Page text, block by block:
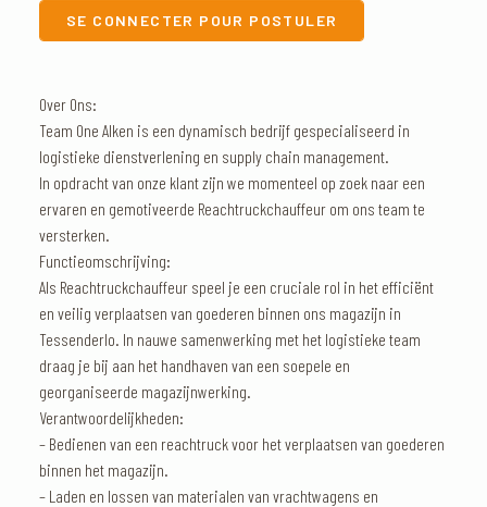
SE CONNECTER POUR POSTULER
Over Ons:
Team One Alken is een dynamisch bedrijf gespecialiseerd in
logistieke dienstverlening en supply chain management.
In opdracht van onze klant zijn we momenteel op zoek naar een
ervaren en gemotiveerde Reachtruckchauffeur om ons team te
versterken.
Functieomschrijving:
Als Reachtruckchauffeur speel je een cruciale rol in het efficiënt
en veilig verplaatsen van goederen binnen ons magazijn in
Tessenderlo. In nauwe samenwerking met het logistieke team
draag je bij aan het handhaven van een soepele en
georganiseerde magazijnwerking.
Verantwoordelijkheden:
– Bedienen van een reachtruck voor het verplaatsen van goederen
binnen het magazijn.
– Laden en lossen van materialen van vrachtwagens en